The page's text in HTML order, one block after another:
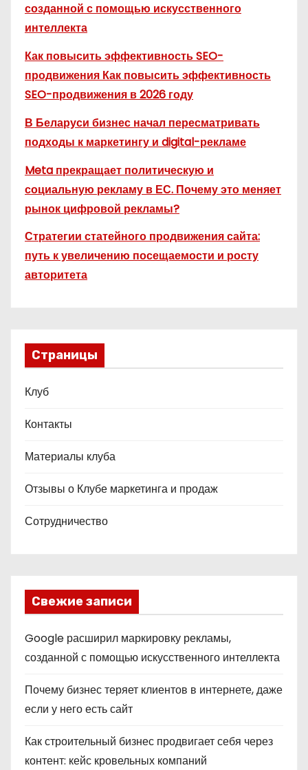
созданной с помощью искусственного
интеллекта
Как повысить эффективность SEO-
продвижения Как повысить эффективность
SEO-продвижения в 2026 году
В Беларуси бизнес начал пересматривать
подходы к маркетингу и digital-рекламе
Meta прекращает политическую и
социальную рекламу в ЕС. Почему это меняет
рынок цифровой рекламы?
Стратегии статейного продвижения сайта:
путь к увеличению посещаемости и росту
авторитета
Страницы
Клуб
Контакты
Материалы клуба
Отзывы о Клубе маркетинга и продаж
Сотрудничество
Свежие записи
Google расширил маркировку рекламы,
созданной с помощью искусственного интеллекта
Почему бизнес теряет клиентов в интернете, даже
если у него есть сайт
Как строительный бизнес продвигает себя через
контент: кейс кровельных компаний